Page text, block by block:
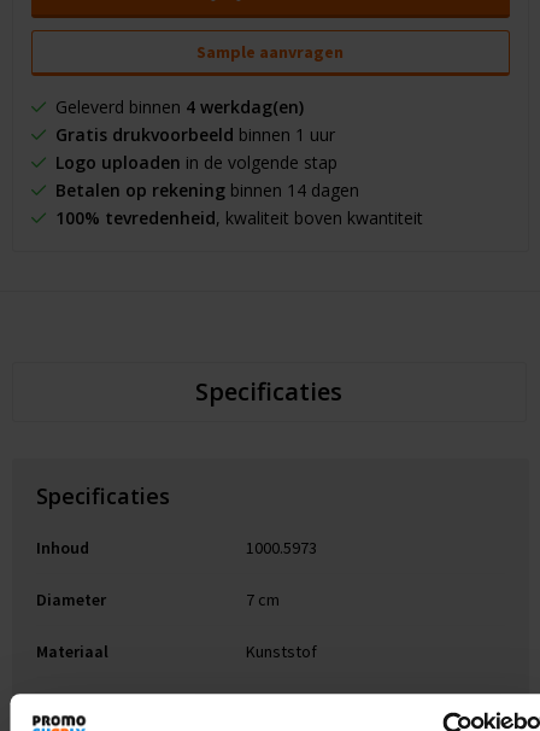
Sample aanvragen
Geleverd binnen 4 werkdag(en)
Gratis drukvoorbeeld binnen 1 uur
Logo uploaden in de volgende stap
Betalen op rekeningbinnen 14 dagen
100% tevredenheid, kwaliteit boven kwantiteit
Specificaties
Specificaties
Inhoud 1000.5973
Diameter 7 cm
Materiaal Kunststof